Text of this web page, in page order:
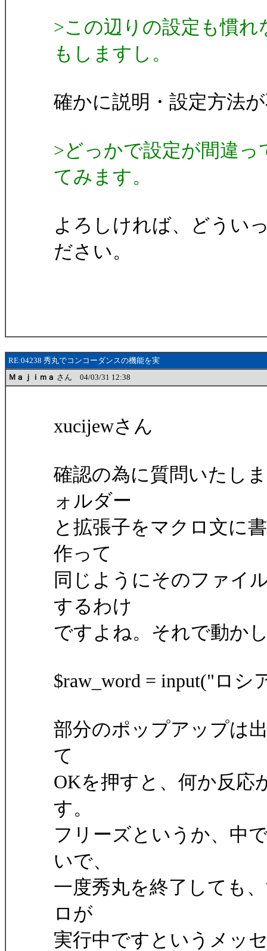
>この辺りの設定も慣
もしますし。
確かに説明・設定方法
>どっかで設定が間違
てみます。
よろしければ、どうい
ださい。
RE:04238 秀丸でコンコーダンスの機能を実
Ｍａｊｉｍａ さん 04/03/31 12:38
xucijewさん
確認の為に質問いたし
ォルダー
と拡張子をマクロ文に
作って
同じようにそのファイ
するわけ
ですよね。それで動か
$raw_word = input("ロシ
部分のポップアップは
て
OKを押すと、何か反応
す。
フリーズというか、中
いで、
一度秀丸を終了しても
ロが
実行中ですというメッ